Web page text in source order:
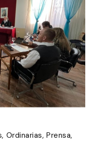
Ordinarias Prensa